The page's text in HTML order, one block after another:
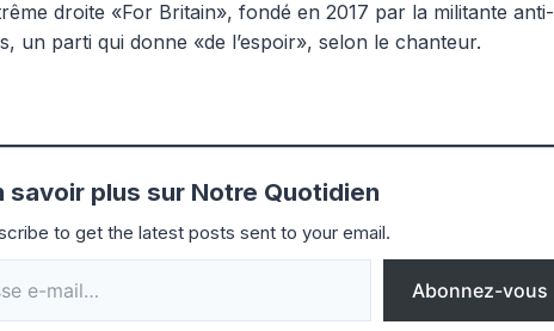
droite «For Britain», fondé en 2017 par la militante anti-
un parti qui donne «de l’espoir», selon le chanteur.
savoir plus sur Notre Quotidien
to get the latest posts sent to your email.
Abonnez-vous